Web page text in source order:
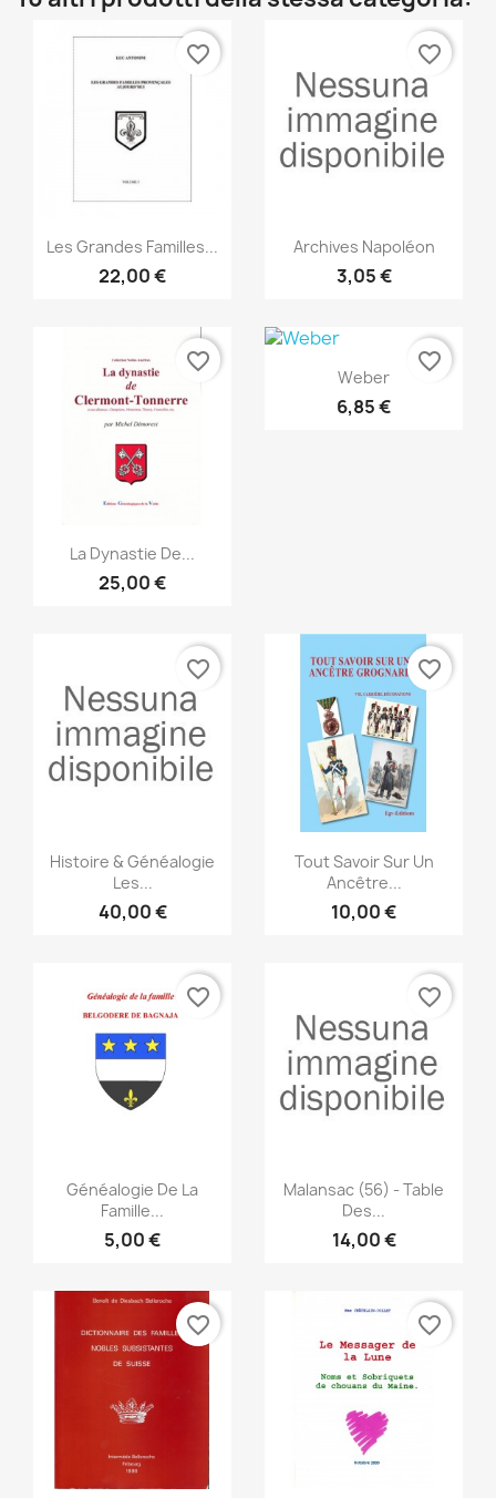
Anteprima
Les Grandes Familles...
22,00 €
favorite_border
Anteprima
Archives Napoléon
3,05 €
favorite_border
Anteprima
La Dynastie De...
25,00 €
favorite_border Anteprima
Weber
6,85 €
favorite_border
Anteprima
Histoire & Généalogie
Les...
40,00 €
favorite_border
Anteprima
Tout Savoir Sur Un
Ancêtre...
10,00 €
favorite_border
Anteprima
Généalogie De La
Famille...
5,00 €
favorite_border
Anteprima
Malansac (56) - Table
Des...
14,00 €
favorite_border
favorite_border favorite_border